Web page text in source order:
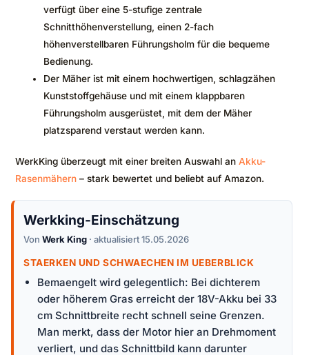
verfügt über eine 5-stufige zentrale
Schnitthöhenverstellung, einen 2-fach
höhenverstellbaren Führungsholm für die bequeme
Bedienung.
Der Mäher ist mit einem hochwertigen, schlagzähen
Kunststoffgehäuse und mit einem klappbaren
Führungsholm ausgerüstet, mit dem der Mäher
platzsparend verstaut werden kann.
WerkKing überzeugt mit einer breiten Auswahl an Akku-
Rasenmähern – stark bewertet und beliebt auf Amazon.
Werkking-Einschätzung
Von Werk King · aktualisiert 15.05.2026
STAERKEN UND SCHWAECHEN IM UEBERBLICK
Bemaengelt wird gelegentlich: Bei dichterem
oder höherem Gras erreicht der 18V-Akku bei 33
cm Schnittbreite recht schnell seine Grenzen.
Man merkt, dass der Motor hier an Drehmoment
verliert, und das Schnittbild kann darunter